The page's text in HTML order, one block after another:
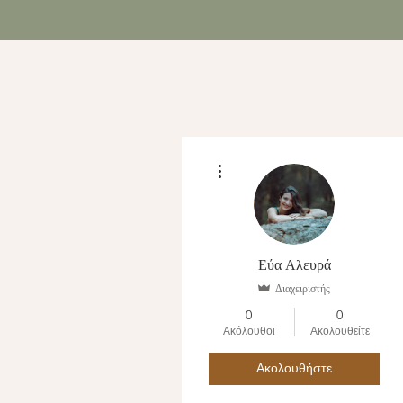
Εύα Αλευρά
Διαχειριστής
0
Ακόλουθοι
0
Ακολουθείτε
Ακολουθήστε